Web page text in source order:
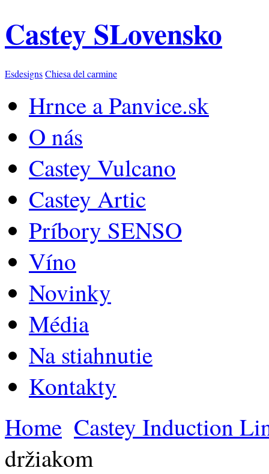
Castey SLovensko
EsdesignsChiesa del carmine
Hrnce a Panvice.sk
O nás
Castey Vulcano
Castey Artic
Príbory SENSO
Víno
Novinky
Média
Na stiahnutie
Kontakty
Home Castey Induction
držiakom